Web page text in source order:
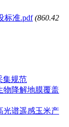
标准.pdf (860.42
集规范
物降解地膜覆盖
光谱遥感玉米产